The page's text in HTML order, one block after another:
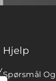
Hjelp
Spørsmål